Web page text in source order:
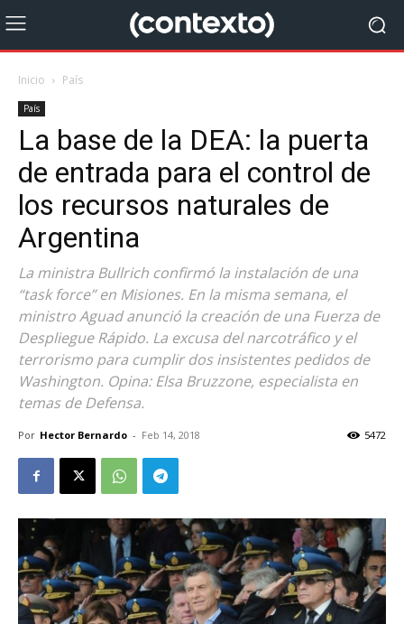
Inicio País
País
La base de la DEA: la puerta
de entrada para el control de
los recursos naturales de
Argentina
La ministra Bullrich confirmó la instalación de una
“task force” en Misiones. En la misma semana, el
ministro Aguad anunció la creación de una Fuerza de
Despliegue Rápido. La excusa del narcotráfico y el
terrorismo para cumplir dos insistentes pedidos de
Washington. Opina: Elsa Bruzzone, especialista en
temas de Defensa.
Por Hector Bernardo - Feb 14, 2018 5472